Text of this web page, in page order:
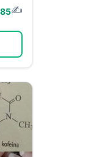
✍️